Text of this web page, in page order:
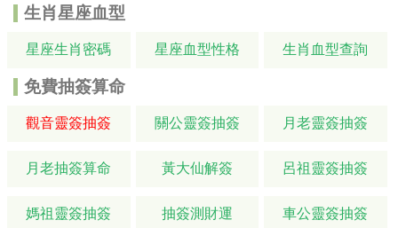
生肖星座血型
星座生肖密碼 星座血型性格 生肖血型查詢
免費抽簽算命
觀音靈簽抽簽 關公靈簽抽簽 月老靈簽抽簽
月老抽簽算命 黃大仙解簽 呂祖靈簽抽簽
媽祖靈簽抽簽 抽簽測財運 車公靈簽抽簽